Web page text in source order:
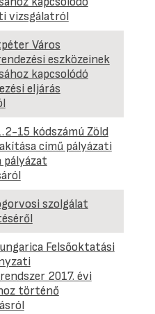
vizsgálatról
Város
eszközeinek
kapcsolódó
eljárás
15 kódszámú Zöld
című pályázati
pályázat
szolgálat
Felsőoktatási
2017. évi
történő